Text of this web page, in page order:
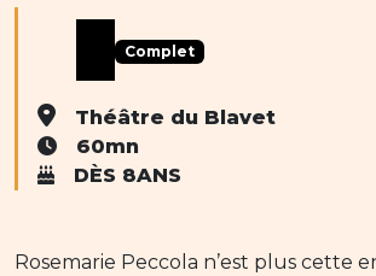
Complet
Théâtre du Blavet
60mn
DÈS 8ANS
Rosemarie Peccola n’est plus cette